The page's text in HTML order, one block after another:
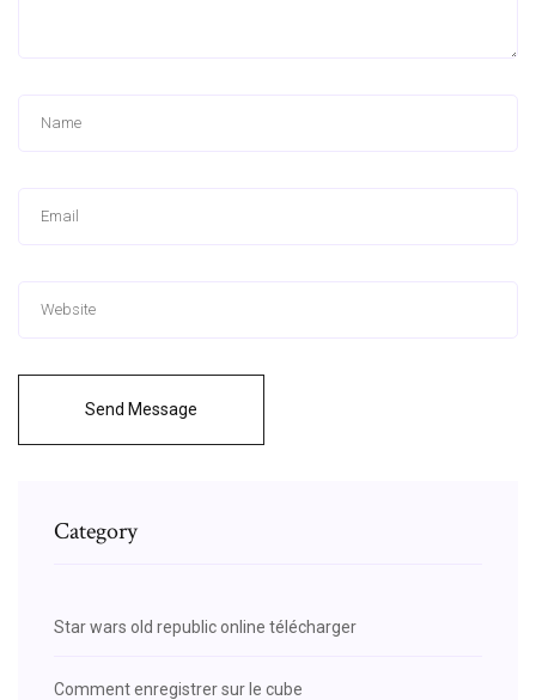
Send Message
Category
Star wars old republic online télécharger
Comment enregistrer sur le cube